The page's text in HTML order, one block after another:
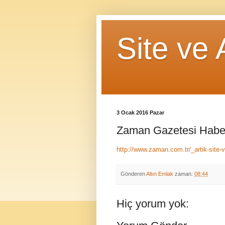
Site ve
3 Ocak 2016 Pazar
Zaman Gazetesi
http://www.zaman.com.tr/_artik-site-
GönderenAltın Emlak zaman: 08:44
Hiç yorum yok: